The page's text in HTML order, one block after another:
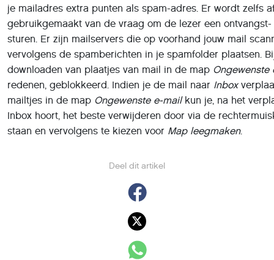
Deel dit artikel
je mailadres extra punten als spam-adres. Er wordt zelfs
gebruikgemaakt van de vraag om de lezer een
sturen. Er zijn mailservers die op voorhand jouw mail
vervolgens de spamberichten in je spamfolder plaatsen.
downloaden van plaatjes van mail in de map Ongewenste
redenen, geblokkeerd. Indien je de mail naar Inbox
mailtjes in de map Ongewenste e-mail kun je, na het
Inbox hoort, het beste verwijderen door via de
staan en vervolgens te kiezen voor Map leegmaken.